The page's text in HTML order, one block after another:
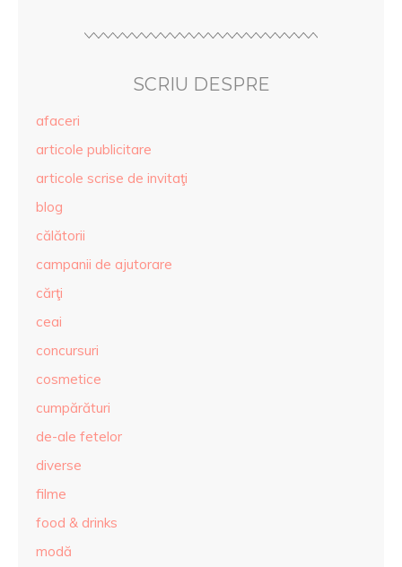
SCRIU DESPRE
afaceri
articole publicitare
articole scrise de invitaţi
blog
călătorii
campanii de ajutorare
cărţi
ceai
concursuri
cosmetice
cumpărături
de-ale fetelor
diverse
filme
food & drinks
modă